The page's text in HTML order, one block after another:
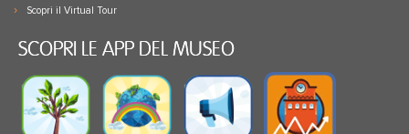
Scopri il Virtual Tour
SCOPRI LE APP DEL MUSEO